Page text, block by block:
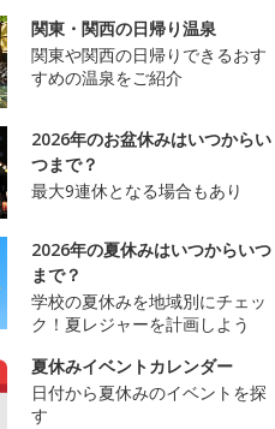
関東・関西の日帰り温泉
関東や関西の日帰りできるおす
すめの温泉をご紹介
2026年のお盆休みはいつからい
つまで？
最大9連休となる場合もあり
2026年の夏休みはいつからいつ
まで？
学校の夏休みを地域別にチェッ
ク！夏レジャーを計画しよう
夏休みイベントカレンダー
日付から夏休みのイベントを探
す